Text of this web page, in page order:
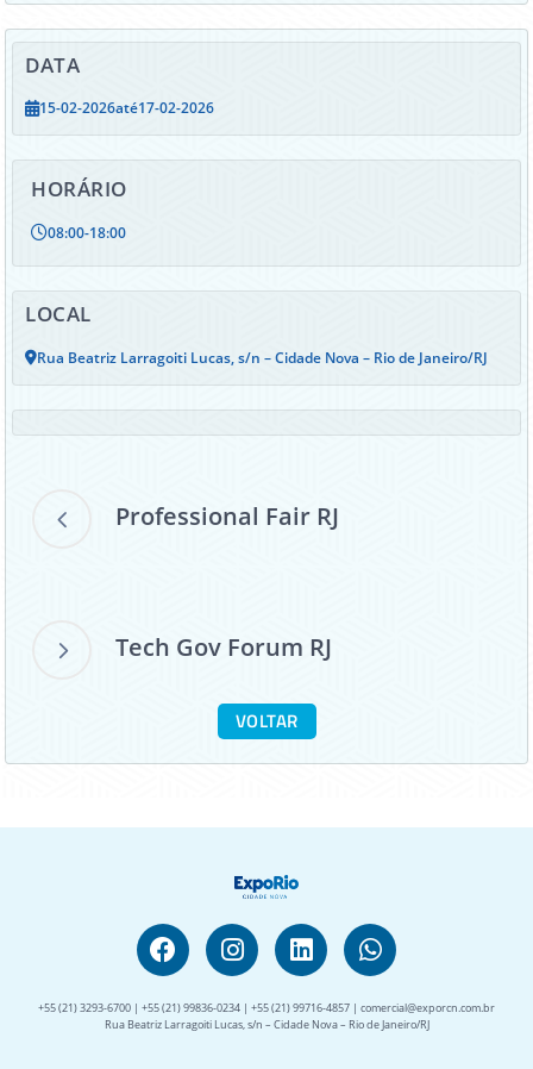
DATA
15-02-2026até17-02-2026
HORÁRIO
08:00-18:00
LOCAL
Rua Beatriz Larragoiti Lucas, s/n – Cidade Nova – Rio de Janeiro/RJ
Professional Fair RJ
Tech Gov Forum RJ
VOLTAR
+55 (21) 3293-6700 | +55 (21) 99836-0234 | +55 (21) 99716-4857 | comercial@exporcn.com.br
Rua Beatriz Larragoiti Lucas, s/n – Cidade Nova – Rio de Janeiro/RJ